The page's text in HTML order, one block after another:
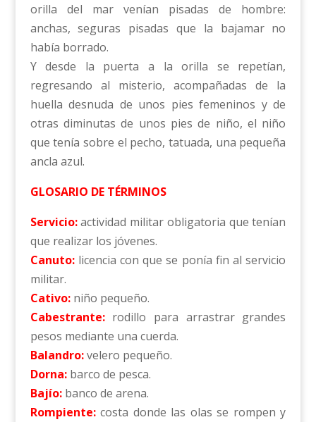
orilla del mar venían pisadas de hombre:
anchas, seguras pisadas que la bajamar no
había borrado.
Y desde la puerta a la orilla se repetían,
regresando al misterio, acompañadas de la
huella desnuda de unos pies femeninos y de
otras diminutas de unos pies de niño, el niño
que tenía sobre el pecho, tatuada, una pequeña
ancla azul.
GLOSARIO DE TÉRMINOS
Servicio:actividad militar obligatoria que tenían
que realizar los jóvenes.
Canuto:licencia con que se ponía fin al servicio
militar.
Cativo:niño pequeño.
Cabestrante:rodillo para arrastrar grandes
pesos mediante una cuerda.
Balandro:velero pequeño.
Dorna:barco de pesca.
Bajío: banco de arena.
Rompiente:costa donde las olas se rompen y